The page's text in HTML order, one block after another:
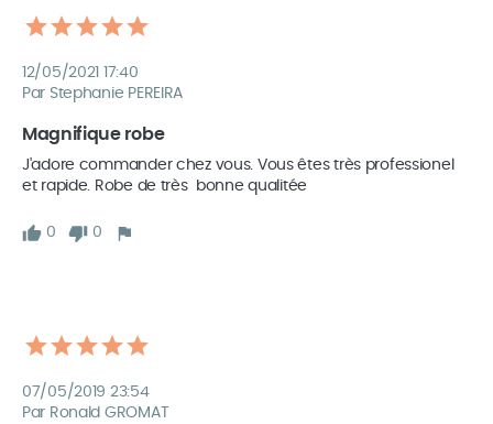
12/05/2021 17:40
Par Stephanie PEREIRA
Magnifique robe
J'adore commander chez vous. Vous êtes très professionel
et rapide. Robe de très  bonne qualitée
0 0
07/05/2019 23:54
Par Ronald GROMAT